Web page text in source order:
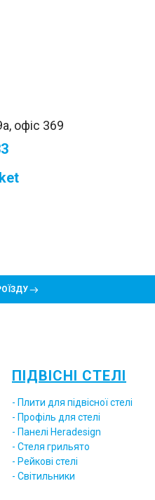
офіс 369
ПІДВІСНІ СТЕЛІ
- Плити для підвісної стелі
- Профіль для стелі
- Панелі Heradesign
- Стеля грильято
- Рейкові стелі
- Світильники